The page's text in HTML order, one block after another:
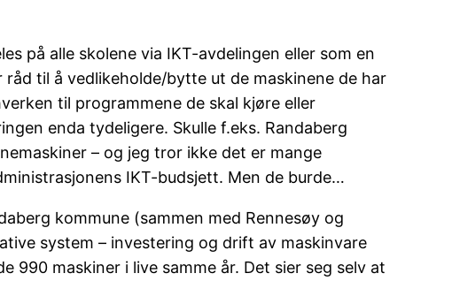
på alle skolene via IKT-avdelingen eller som en
til å vedlikeholde/bytte ut de maskinene de har
til programmene de skal kjøre eller
enda tydeligere. Skulle f.eks. Randaberg
– og jeg tror ikke det er mange
IKT-budsjett. Men de burde…
kommune (sammen med Rennesøy og
system – investering og drift av maskinvare
maskiner i live samme år. Det sier seg selv at